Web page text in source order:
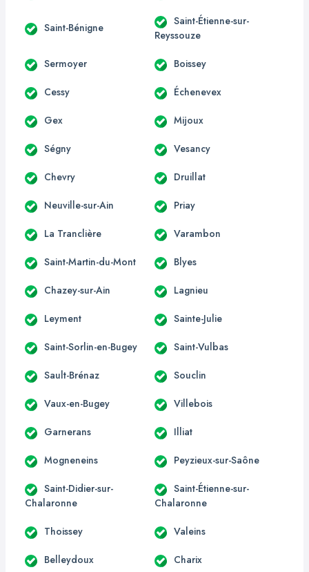
Saint-Bénigne
Saint-Étienne-sur-
Reyssouze
Sermoyer Boissey
Cessy Échenevex
Gex Mijoux
Ségny Vesancy
Chevry Druillat
Neuville-sur-Ain Priay
La Tranclière Varambon
Saint-Martin-du-Mont Blyes
Chazey-sur-Ain Lagnieu
Leyment Sainte-Julie
Saint-Sorlin-en-Bugey Saint-Vulbas
Sault-Brénaz Souclin
Vaux-en-Bugey Villebois
Garnerans Illiat
Mogneneins Peyzieux-sur-Saône
Saint-Didier-sur-
Chalaronne
Saint-Étienne-sur-
Chalaronne
Thoissey Valeins
Belleydoux Charix